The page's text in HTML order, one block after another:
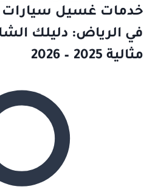
خدمات غسيل سيارات
في الرياض: دليلك
مثالية 2025 – 2026